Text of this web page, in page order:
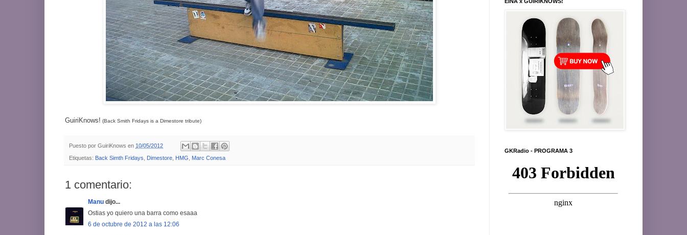
GuiriKnows! (Back Smith Fridays is a Dimestore tribute)
Puesto por GuiriKnows en 10/05/2012
Etiquetas: Back Simth Fridays Dimestore HMG Marc Conesa
1 comentario:
Manu dijo...
Ostias yo quiero una barra como esaaa
6 de octubre de 2012 a las 12:06
GKRadio - PROGRAMA 3